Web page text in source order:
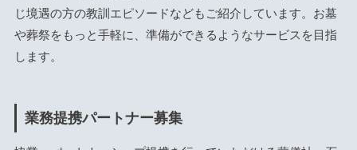
じ境遇の方の教訓エピソードなどもご紹介しています。お墓
や葬祭をもっと手軽に、準備ができるようなサービスを目指
します。
業務提携パートナー募集